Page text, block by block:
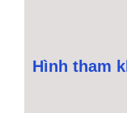
Hình tham